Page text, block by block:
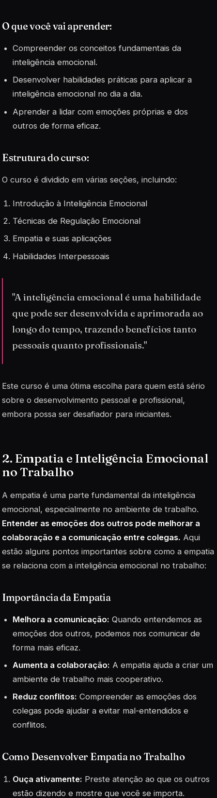
O que você vai aprender:
Compreender os conceitos fundamentais da
inteligência emocional.
Desenvolver habilidades práticas para aplicar a
inteligência emocional no dia a dia.
Aprender a lidar com emoções próprias e dos
outros de forma eficaz.
Estrutura do curso:
O curso é dividido em várias seções, incluindo:
Introdução à Inteligência Emocional
Técnicas de Regulação Emocional
Empatia e suas aplicações
Habilidades Interpessoais
"A inteligência emocional é uma habilidade
que pode ser desenvolvida e aprimorada ao
longo do tempo, trazendo benefícios tanto
pessoais quanto profissionais."
Este curso é uma ótima escolha para quem está sério
sobre o desenvolvimento pessoal e profissional,
embora possa ser desafiador para iniciantes.
2. Empatia e Inteligência Emocional
no Trabalho
A empatia é uma parte fundamental da inteligência
emocional, especialmente no ambiente de trabalho.
Entender as emoções dos outros pode melhorar a
colaboração e a comunicação entre colegas. Aqui
estão alguns pontos importantes sobre como a empatia
se relaciona com a inteligência emocional no trabalho:
Importância da Empatia
Melhora a comunicação: Quando entendemos as
emoções dos outros, podemos nos comunicar de
forma mais eficaz.
Aumenta a colaboração: A empatia ajuda a criar um
ambiente de trabalho mais cooperativo.
Reduz conflitos: Compreender as emoções dos
colegas pode ajudar a evitar mal-entendidos e
conflitos.
Como Desenvolver Empatia no Trabalho
Ouça ativamente: Preste atenção ao que os outros
estão dizendo e mostre que você se importa.